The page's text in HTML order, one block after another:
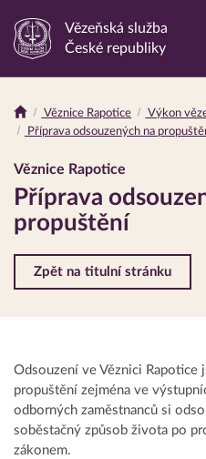
Odkaz
stránku
Vězeňská služba
České republiky
Drobečková
Věznice Rapotice
Výkon
Příprava odsouzených na
Věznice Rapotice
Příprava
propuštění
Zpět na titulní stránku
Odsouzení ve Věznici Rapotice
propuštění zejména ve
odborných zaměstnanců si
soběstačný způsob života po
zákonem.